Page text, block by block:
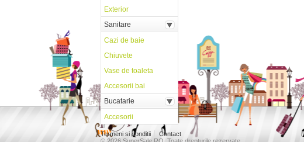
Exterior
Sanitare
Cazi de baie
Chiuvete
Vase de toaleta
Accesorii bai
Bucatarie
Accesorii
Termeni si conditii
Contact